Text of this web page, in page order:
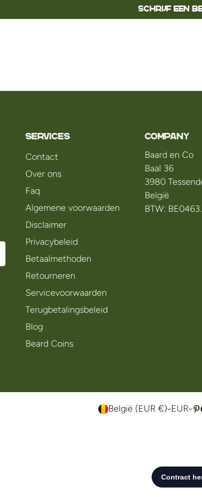
Schrijf een
Services
Contact
Over ons
Faq
Algemene voorwaarden
Disclaimer
Privacybeleid
Betaalmethoden
Retourneren
Servicevoorwaarden
Terugbetalingsbeleid
Blog
Beard Coins
Company
Baard en Co
Baal 36
3980
België
BTW:
België (EUR €) EUR